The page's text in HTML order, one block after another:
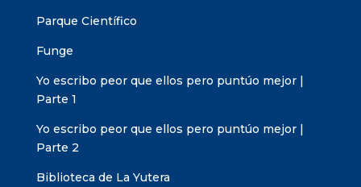
Parque Científico
Funge
Yo escribo peor que ellos pero puntúo mejor |
Parte 1
Yo escribo peor que ellos pero puntúo mejor |
Parte 2
Biblioteca de La Yutera